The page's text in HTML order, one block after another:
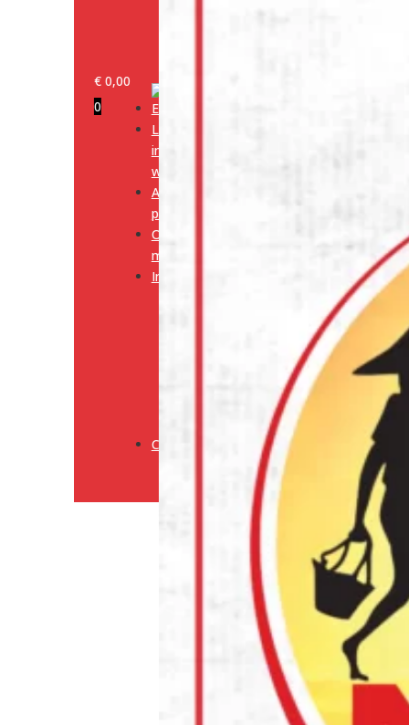
€ 0,00
0
Log
in/klant
worden
Alle
producten
Onze
merken
Informatie
Verzendingsbeleid
Retourneringsbeleid
Contact